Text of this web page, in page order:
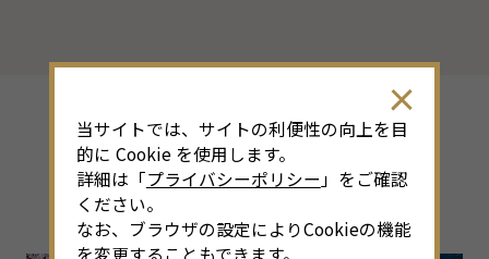
その他のシーズン特集
当サイトでは、サイトの利便性の向上を目
的に Cookie を使用します。
詳細は「プライバシーポリシー 」をご確認
ください。
なお、ブラウザの設定によりCookieの機能
を変更することもできます。